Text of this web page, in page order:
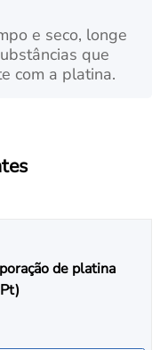
e seco, longe
que
com a platina.
de platina